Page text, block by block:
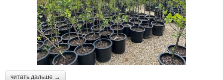
читать дальше →